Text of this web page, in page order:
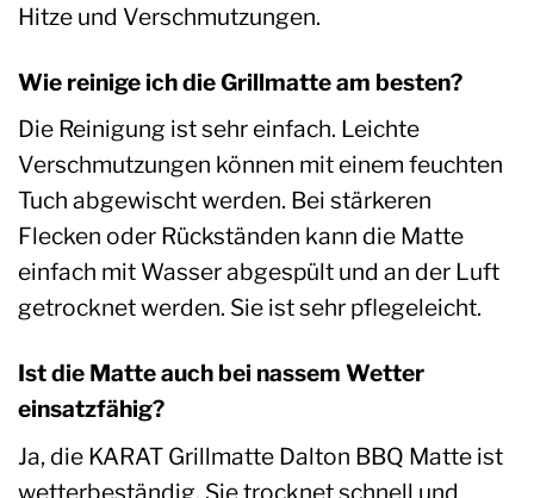
Hitze und Verschmutzungen.
Wie reinige ich die Grillmatte am besten?
Die Reinigung ist sehr einfach. Leichte
Verschmutzungen können mit einem feuchten
Tuch abgewischt werden. Bei stärkeren
Flecken oder Rückständen kann die Matte
einfach mit Wasser abgespült und an der Luft
getrocknet werden. Sie ist sehr pflegeleicht.
Ist die Matte auch bei nassem Wetter
einsatzfähig?
Ja, die KARAT Grillmatte Dalton BBQ Matte ist
wetterbeständig. Sie trocknet schnell und